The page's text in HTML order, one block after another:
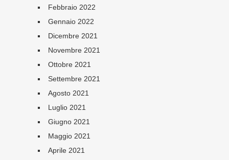
Febbraio 2022
Gennaio 2022
Dicembre 2021
Novembre 2021
Ottobre 2021
Settembre 2021
Agosto 2021
Luglio 2021
Giugno 2021
Maggio 2021
Aprile 2021